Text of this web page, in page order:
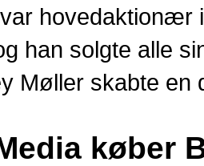
hovedaktionær
han solgte alle
Møller skabte en
køber